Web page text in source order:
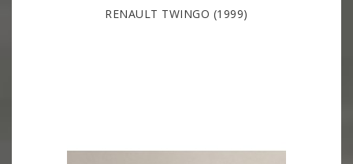
RENAULT TWINGO (1999)